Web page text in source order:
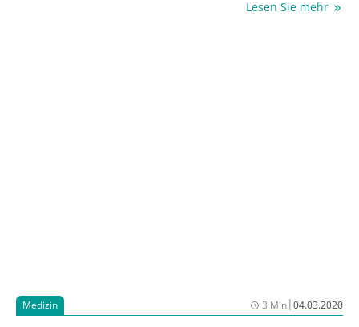
Leukämie (CLL), rheumatoider Arthritis (RA),Lesen Sie mehr
Medizin 3 Min|04.03.2020